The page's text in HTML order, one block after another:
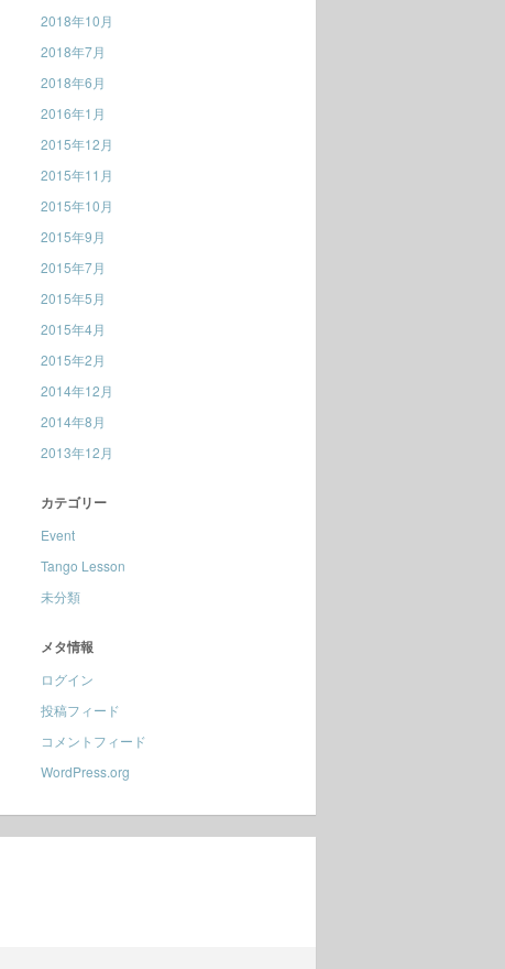
2018年10月
2018年7月
2018年6月
2016年1月
2015年12月
2015年11月
2015年10月
2015年9月
2015年7月
2015年5月
2015年4月
2015年2月
2014年12月
2014年8月
2013年12月
カテゴリー
Event
Tango Lesson
未分類
メタ情報
ログイン
投稿フィード
コメントフィード
WordPress.org